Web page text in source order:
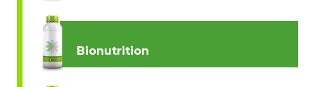
Bionutrition